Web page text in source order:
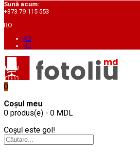
Sună acum:
+373 79 115 553
RO
RO
RU
0
Coșul meu
0 produs(e) - 0 MDL
Coșul este gol!